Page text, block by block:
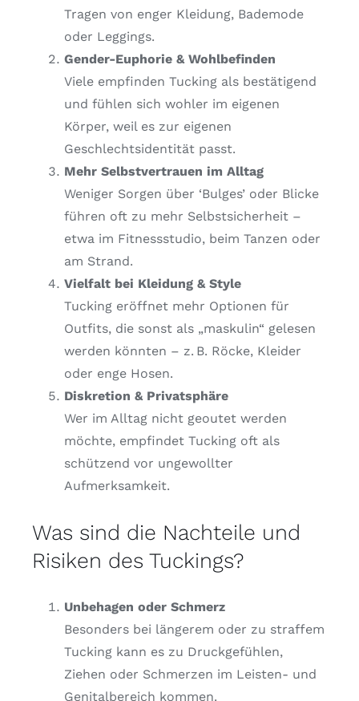
Tragen von enger Kleidung, Bademode
oder Leggings.
Gender-Euphorie & Wohlbefinden
Viele empfinden Tucking als bestätigend
und fühlen sich wohler im eigenen
Körper, weil es zur eigenen
Geschlechtsidentität passt.
Mehr Selbstvertrauen im Alltag
Weniger Sorgen über ‘Bulges’ oder Blicke
führen oft zu mehr Selbstsicherheit –
etwa im Fitnessstudio, beim Tanzen oder
am Strand.
Vielfalt bei Kleidung & Style
Tucking eröffnet mehr Optionen für
Outfits, die sonst als „maskulin“ gelesen
werden könnten – z. B. Röcke, Kleider
oder enge Hosen.
Diskretion & Privatsphäre
Wer im Alltag nicht geoutet werden
möchte, empfindet Tucking oft als
schützend vor ungewollter
Aufmerksamkeit.
Was sind die Nachteile und
Risiken des Tuckings?
Unbehagen oder Schmerz
Besonders bei längerem oder zu straffem
Tucking kann es zu Druckgefühlen,
Ziehen oder Schmerzen im Leisten- und
Genitalbereich kommen.